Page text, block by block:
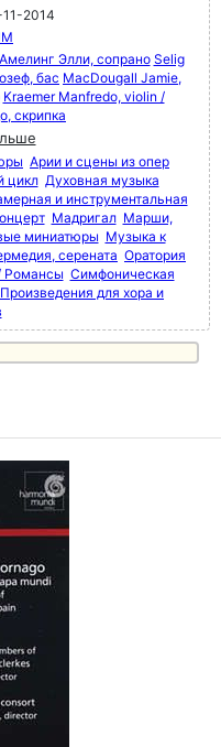
2014
Элли, сопрано Selig
бас MacDougall Jamie,
Kraemer Manfredo, violin /
скрипка
Арии и сцены из опер
цикл Духовная музыка
и инструментальная
Мадригал Марши,
миниатюры Музыка к
серената Оратория
Романсы Симфоническая
для хора и